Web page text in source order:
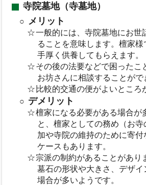
寺院墓地（寺墓地）
メリット
一般的には、寺院墓地にお世
ることを意味します。檀家
手厚く供養してもらえます。
その後の法要などで困ったこ
お坊さんに相談することがで
比較的交通の便がよいところ
デメリット
檀家になる必要がある場合が
と、檀家としての務め（お
加や寺院の維持のために寄
ケースもあります。
宗派の制約があることがあり
墓石の形状や大きさ、デザイ
場合が多いようです。